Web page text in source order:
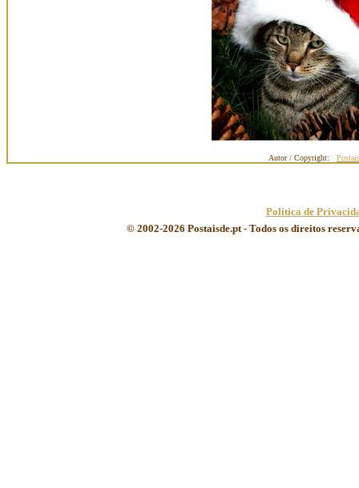
Autor / Copyright:
Política de
© 2002-2026 Postaisde.pt - Todos os direitos